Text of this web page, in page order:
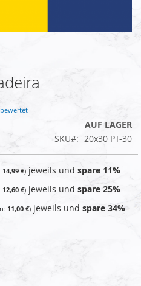
AUF LAGER
SKU
20x30 PT-30
14,99 € jeweils und spare 11%
12,60 € jeweils und spare 25%
11,00 € jeweils und spare 34%